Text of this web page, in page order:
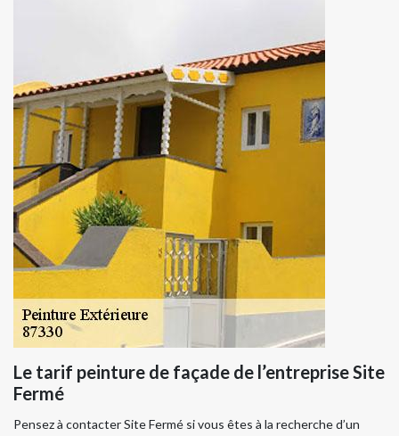
Le tarif peinture de façade de l’entreprise Site
Fermé
Pensez à contacter Site Fermé si vous êtes à la recherche d’un